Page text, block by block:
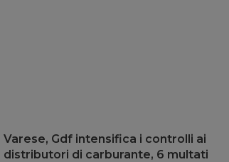
Varese, Gdf intensifica i controlli ai
distributori di carburante, 6 multati